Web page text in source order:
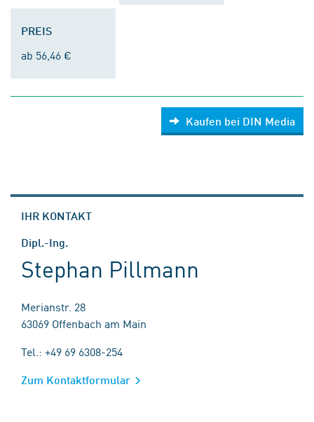
PREIS
ab 56,46 €
Kaufen bei DIN Media
IHR KONTAKT
Dipl.-Ing.
Stephan Pillmann
Merianstr. 28
63069 Offenbach am Main
Tel.: +49 69 6308-254
Zum Kontaktformular